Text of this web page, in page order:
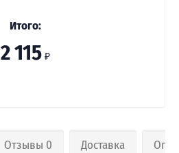
Итого:
2 115 ₽
Отзывы 0 Доставка